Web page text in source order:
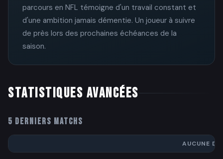
parcours en NFL témoigne d'un travail constant et
d'une ambition jamais démentie. Un joueur à suivre
de près lors des prochaines échéances de la
saison.
STATISTIQUES AVANCÉES
5 DERNIERS MATCHS
AUCUNE